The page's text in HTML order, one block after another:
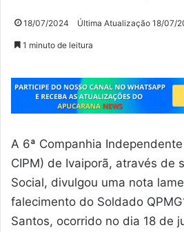
18/07/2024 Última Atualização 18/07/
1 minuto de leitura
A 6ª Companhia
CIPM) de Ivaiporã, através de
Social, divulgou uma nota
falecimento do Soldado
Santos, ocorrido no dia 18 de